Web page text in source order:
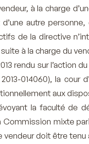
à la charge
autre
de la directive
à la charge du
rendu sur l’action
014060), la cour
aux
la faculté de
mixte
vendeur doit être